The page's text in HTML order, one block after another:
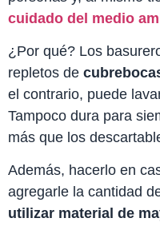
cuidado del medio
¿Por qué? Los
repletos de
el contrario, puede
Tampoco dura para
más que los
Además, hacerlo en
agregarle la cantidad
utilizar material de